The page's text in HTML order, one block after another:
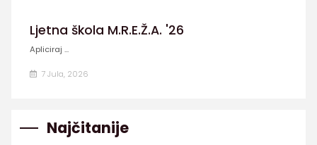
Ljetna škola M.R.E.Ž.A. '26
Apliciraj ...
7 Jula, 2026
Najčitanije